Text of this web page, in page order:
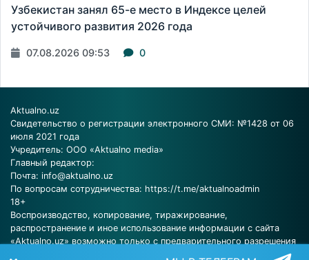
Узбекистан занял 65-е место в Индексе целей
устойчивого развития 2026 года
07.08.2026 09:53 0
Aktualno.uz
Свидетельство о регистрации электронного СМИ: №1428 от 06
июля 2021 года
Учредитель: ООО «Aktualno media»
Главный редактор:
Почта: info@aktualno.uz
По вопросам сотрудничества: https://t.me/aktualnoadmin
18+
Воспроизводство, копирование, тиражирование,
распространение и иное использование информации с сайта
«Aktualno.uz» возможно только с предварительного разрешения